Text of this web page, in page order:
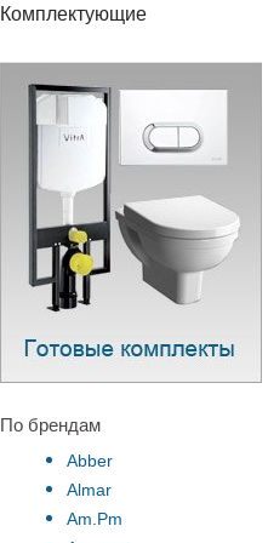
Комплектующие
По брендам
Abber
Almar
Am.Pm